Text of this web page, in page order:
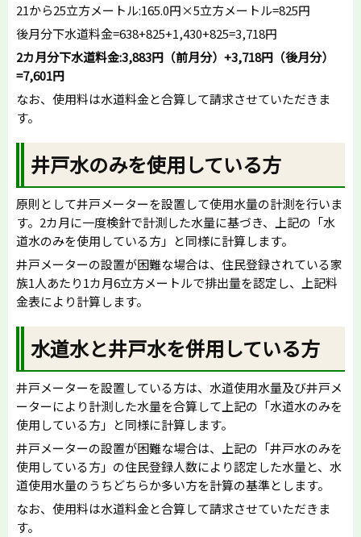
21から25立方メートル:165.0円×5立方メートル=825円
後月分下水道料金=638+825+1,430+825=3,718円
2カ月分下水道料金:3,883円（前月分）+3,718円（後月分）
=7,601円
なお、使用料は水道料金と合算して請求させていただきま
す。
井戸水のみを使用している方
原則として井戸メーターを設置して使用水量の計測を行いま
す。2カ月に一度検針で計測した水量に基づき、上記の「水
道水のみを使用している方」と同様に計算します。
井戸メーターの設置が困難な場合は、住民登録されている家
族1人あたり1カ月6立方メートルで排出量を認定し、上記料
金表により計算します。
水道水と井戸水を併用している方
井戸メーターを設置している方は、水道使用水量及び井戸メ
ーターにより計測した水量を合算して上記の「水道水のみを
使用している方」と同様に計算します。
井戸メーターの設置が困難な場合は、上記の「井戸水のみを
使用している方」の住民登録人数により認定した水量と、水
道使用水量のうちどちらか多い方を計算の基準とします。
なお、使用料は水道料金と合算して請求させていただきま
す。